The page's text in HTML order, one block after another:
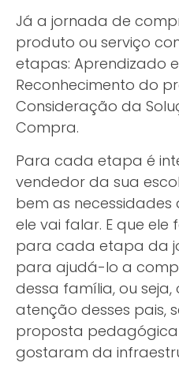
Já a jornada de
produto ou serviço
etapas: Aprendizado
Reconhecimento do
Consideração da
Compra.
Para cada etapa é
vendedor da sua
bem as
ele vai falar. E que
para cada etapa da
para ajudá-lo a
dessa família, ou
atenção desses pais,
proposta pedagógica
gostaram da